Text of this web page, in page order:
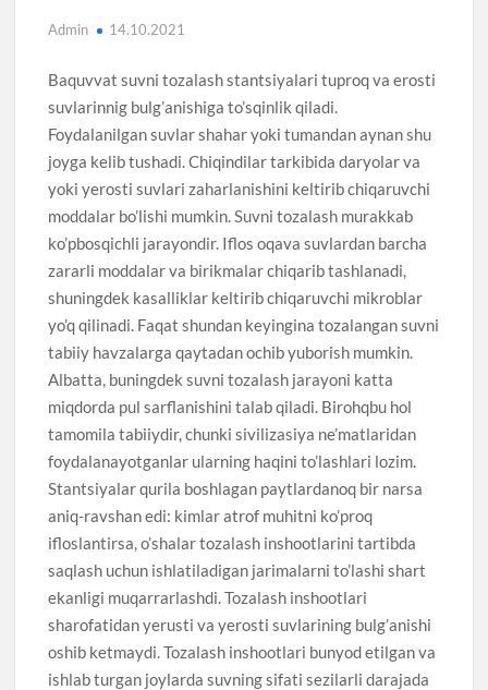
Admin 14.10.2021
Baquvvat suvni tozalash stantsiyalari tuproq va erosti
suvlarinnig bulg’anishiga to’sqinlik qiladi.
Foydalanilgan suvlar shahar yoki tumandan aynan shu
joyga kelib tushadi. Chiqindilar tarkibida daryolar va
yoki yerosti suvlari zaharlanishini keltirib chiqaruvchi
moddalar bo’lishi mumkin. Suvni tozalash murakkab
ko’pbosqichli jarayondir. Iflos oqava suvlardan barcha
zararli moddalar va birikmalar chiqarib tashlanadi,
shuningdek kasalliklar keltirib chiqaruvchi mikroblar
yo’q qilinadi. Faqat shundan keyingina tozalangan suvni
tabiiy havzalarga qaytadan ochib yuborish mumkin.
Albatta, buningdek suvni tozalash jarayoni katta
miqdorda pul sarflanishini talab qiladi. Birohqbu hol
tamomila tabiiydir, chunki sivilizasiya ne’matlaridan
foydalanayotganlar ularning haqini to’lashlari lozim.
Stantsiyalar qurila boshlagan paytlardanoq bir narsa
aniq-ravshan edi: kimlar atrof muhitni ko’proq
ifloslantirsa, o’shalar tozalash inshootlarini tartibda
saqlash uchun ishlatiladigan jarimalarni to’lashi shart
ekanligi muqarrarlashdi. Tozalash inshootlari
sharofatidan yerusti va yerosti suvlarining bulg’anishi
oshib ketmaydi. Tozalash inshootlari bunyod etilgan va
ishlab turgan joylarda suvning sifati sezilarli darajada